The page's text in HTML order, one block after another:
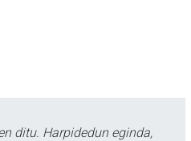
ditu. Harpidedun eginda,